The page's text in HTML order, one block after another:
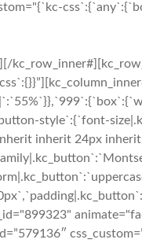
style`:{`font-
inherit 24px